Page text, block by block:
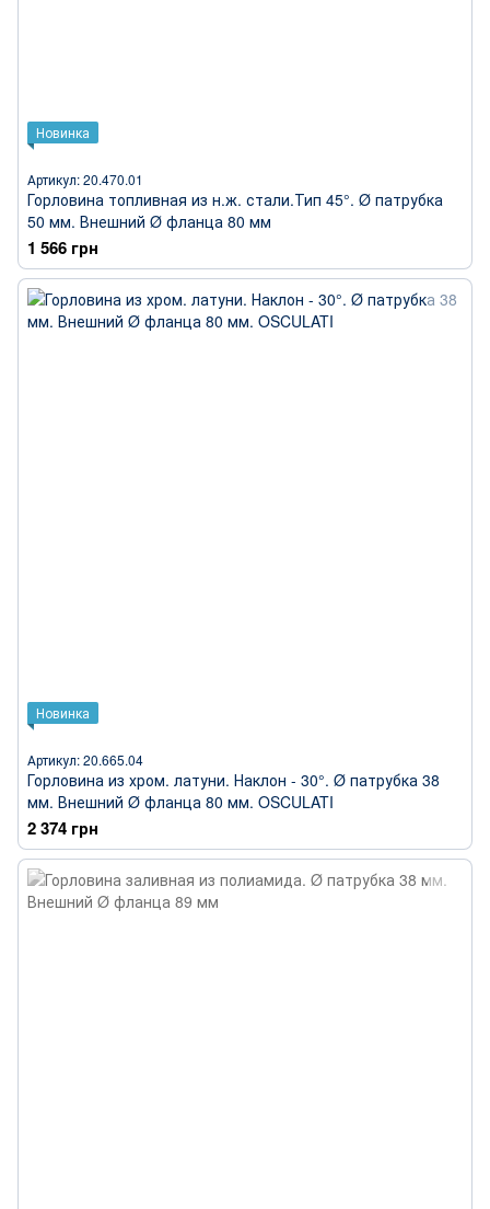
Новинка
Артикул: 20.470.01
Горловина топливная из н.ж. стали.Тип 45°. Ø патрубка
50 мм. Внешний Ø фланца 80 мм
1 566 грн
Новинка
Артикул: 20.665.04
Горловина из хром. латуни. Наклон - 30°. Ø патрубка 38
мм. Внешний Ø фланца 80 мм. OSCULATI
2 374 грн